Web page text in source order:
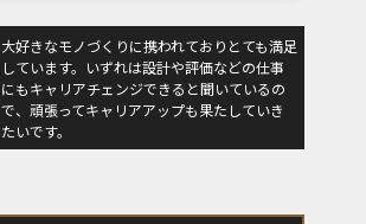
大好きなモノづくりに携われておりとても満足
しています。いずれは設計や評価などの仕事
にもキャリアチェンジできると聞いているの
で、頑張ってキャリアアップも果たしていき
たいです。